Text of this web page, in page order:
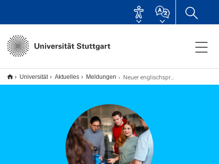
Universität Aktuelles Meldungen Neuer englischsprachiger Masterstudiengang für angehende Ingenieur*innen